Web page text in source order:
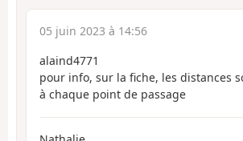
05 juin 2023 à 14:56
alaind4771
pour info, sur la fiche, les distances
à chaque point de passage